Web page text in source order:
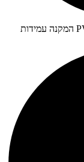
המתנפח עשוי שילוב שכבות פוליאסטר ו PVC המקנה עמידות